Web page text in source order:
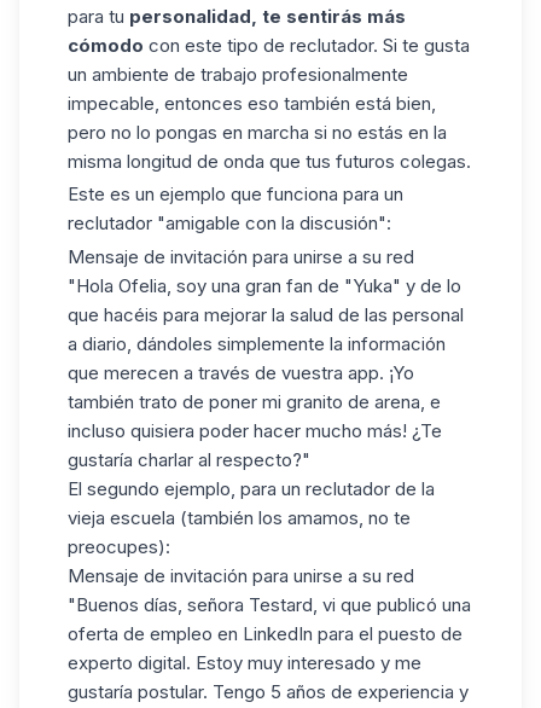
para tu personalidad, te sentirás más
cómodo con este tipo de reclutador. Si te gusta
un ambiente de trabajo profesionalmente
impecable, entonces eso también está bien,
pero no lo pongas en marcha si no estás en la
misma longitud de onda que tus futuros colegas.
Este es un ejemplo que funciona para un
reclutador "amigable con la discusión":
Mensaje de invitación para unirse a su red
"Hola Ofelia, soy una gran fan de "Yuka" y de lo
que hacéis para mejorar la salud de las personal
a diario, dándoles simplemente la información
que merecen a través de vuestra app. ¡Yo
también trato de poner mi granito de arena, e
incluso quisiera poder hacer mucho más! ¿Te
gustaría charlar al respecto?"
El segundo ejemplo, para un reclutador de la
vieja escuela (también los amamos, no te
preocupes):
Mensaje de invitación para unirse a su red
"Buenos días, señora Testard, vi que publicó una
oferta de empleo en LinkedIn para el puesto de
experto digital. Estoy muy interesado y me
gustaría postular. Tengo 5 años de experiencia y